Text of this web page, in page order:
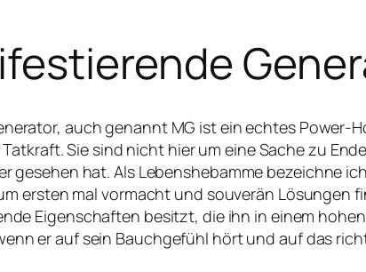
auch genannt MG ist ein echtes
Sie sind nicht hier um eine Sache zu
gesehen hat. Als Lebenshebamme bezeichne
ersten mal vormacht und souverän Lösungen
Eigenschaften besitzt, die ihn in einem
er auf sein Bauchgefühl hört und auf das